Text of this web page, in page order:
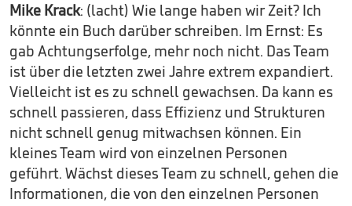
Mike Krack: (lacht) Wie lange haben wir Zeit? Ich
könnte ein Buch darüber schreiben. Im Ernst: Es
gab Achtungserfolge, mehr noch nicht. Das Team
ist über die letzten zwei Jahre extrem expandiert.
Vielleicht ist es zu schnell gewachsen. Da kann es
schnell passieren, dass Effizienz und Strukturen
nicht schnell genug mitwachsen können. Ein
kleines Team wird von einzelnen Personen
geführt. Wächst dieses Team zu schnell, gehen die
Informationen, die von den einzelnen Personen